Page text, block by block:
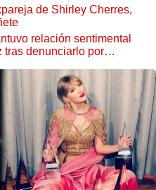
de Shirley Cherres,
relación sentimental
tras denunciarlo por